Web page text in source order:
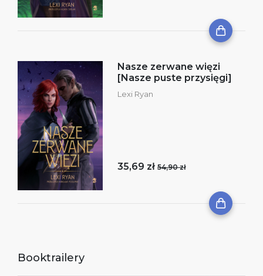
Nasze zerwane więzi
[Nasze puste przysięgi]
Lexi Ryan
35,69 zł 54,90 zł
Booktrailery